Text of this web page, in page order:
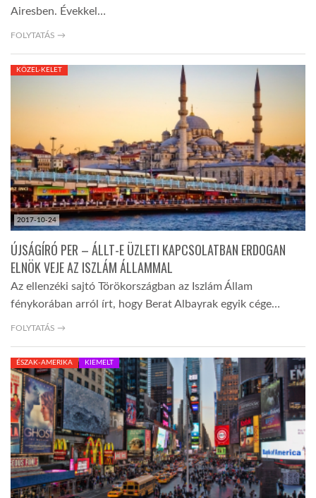
LINKTR.EE
GLOBOZSARU
LATIMO.HU
GLOBOBOOK
Airesben. Évekkel…
FOLYTATÁS →
2017-10-24
KÖZEL-KELET
ÚJSÁGÍRÓ PER – ÁLLT-E ÜZLETI KAPCSOLATBAN ERDOGAN
ELNÖK VEJE AZ ISZLÁM ÁLLAMMAL
Az ellenzéki sajtó Törökországban az Iszlám Állam
fénykorában arról írt, hogy Berat Albayrak egyik cége…
FOLYTATÁS →
ÉSZAK-AMERIKA KIEMELT